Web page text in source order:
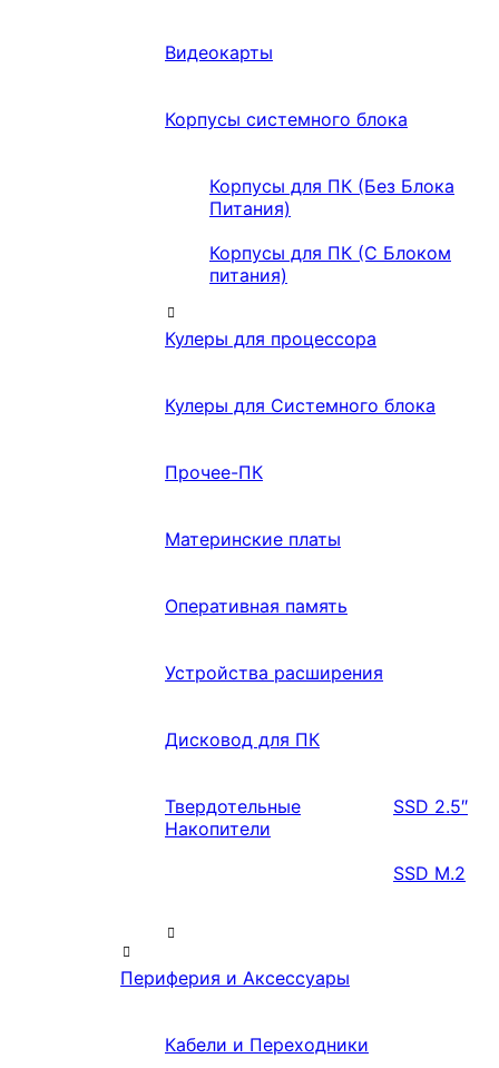
Видеокарты
Корпусы системного блока
Корпусы для ПК (Без Блока
Питания)
Корпусы для ПК (С Блоком
питания)
Кулеры для процессора
Кулеры для Системного блока
Прочее-ПК
Материнские платы
Оперативная память
Устройства расширения
Дисковод для ПК
Твердотельные
Накопители
SSD 2.5″
SSD M.2
Периферия и Аксессуары
Кабели и Переходники